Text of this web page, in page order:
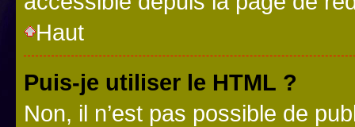
Haut
Puis-je utiliser le HTML ?
Non, il n’est pas possible de